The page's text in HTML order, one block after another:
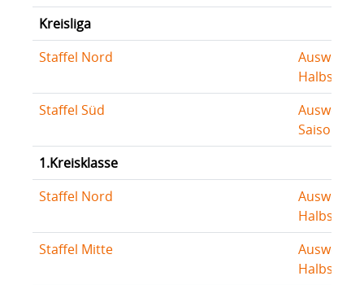
Kreisliga
Staffel Nord
Halbserie
Staffel Süd
Saison
1.Kreisklasse
Staffel Nord
Halbserie
Staffel Mitte
Halbserie